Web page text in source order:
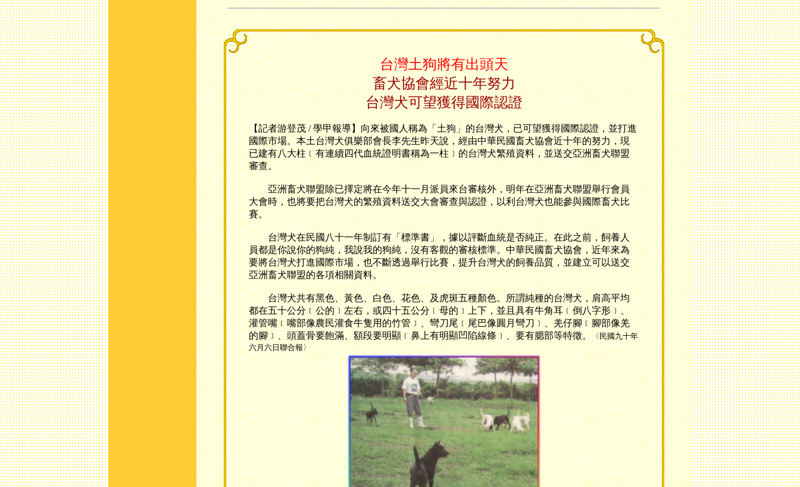
台灣土狗將有出頭天
畜犬協會經近十年努力
台灣犬可望獲得國際認證
【記者游登茂 / 學甲報導】向來被國人稱為「土狗」的台灣犬， 已可望獲得國際認證，並打進
國際市場。本土台灣犬俱樂部會長李先生昨天說，經由中華民國畜犬協會近十年的努力，現
已建有八大柱﹝有連續四代血統證明書稱為一柱﹞的台灣犬繁殖資料，並送交亞洲畜犬聯盟
審查。
亞洲畜犬聯盟除已擇定將在今年十一月派員來台審核外，明年在亞洲畜犬聯盟舉行會員
大會時，也將要把台灣犬的繁殖資料送交大會審查與認證，以利台灣犬也能參與國際畜犬比
賽。
台灣犬在民國八十一年制訂有「標準書」，據以評斷血統是否純正。在此之前，飼養人
員都是你說你的狗純，我說我的狗純，沒有客觀的審核標準。中華民國畜犬協會，近年來為
要將台灣犬打進國際市場，也不斷透過舉行比賽，提升台灣犬的飼養品質，並建立可以送交
亞洲畜犬聯盟的各項相關資料。
台灣犬共有黑色、黃色、白色、花色、及虎斑五種顏色。所謂純種的台灣犬，肩高平均
都在五十公分﹝公的﹞左右，或四十五公分﹝母的﹞上下，並且具有牛角耳﹝倒八字形﹞、
灌管嘴﹝嘴部像農民灌食牛隻用的竹管﹞、彎刀尾﹝尾巴像圓月彎刀﹞、羌仔腳﹝腳部像羌
的腳﹞、頭蓋骨要飽滿、額段要明顯﹝鼻上有明顯凹陷線條﹞、要有腮部等特徵。
〈民國九十年
六月六日聯合報〉